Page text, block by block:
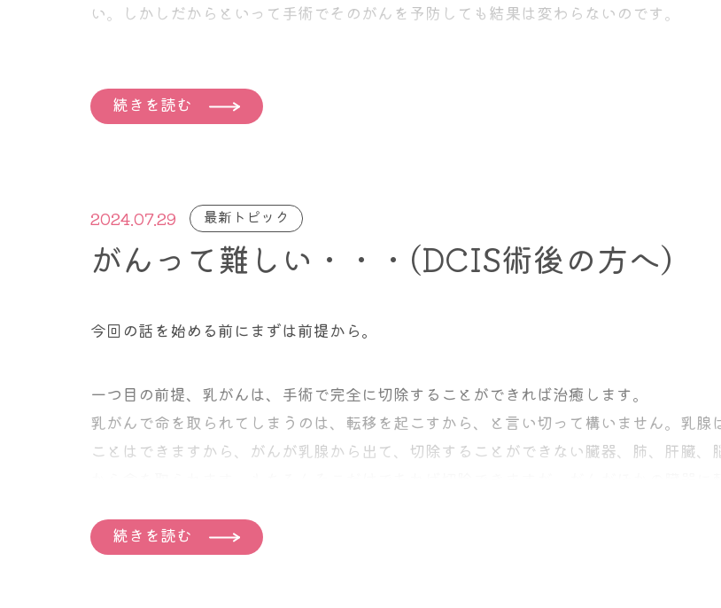
い。しかしだからといって手術でそのがんを予防しても結果は変わらないのです。
新しいがんが、もともとあった乳がんの予後に影響を与えるはずはないはず。反対側に
え？ え？よくわからない。
受けた10万人の女性のデータを比較しました。
手術を受けるすべての乳がん患者は、
３ 両側乳房切除術 のいずれかを選択します。
続きを読む
2024.07.29 最新トピック
がんって難しい・・・(DCIS術後の方へ）
今回の話を始める前にまずは前提から。
一つ目の前提、乳がんは、手術で完全に切除することができれば治癒します。
乳がんで命を取られてしまうのは、転移を起こすから、と言い切って構いません。乳腺
ことはできますから、がんが乳腺から出て、切除することができない臓器、肺、肝臓、
す。ですから体から完全に取り除くことができず、最終的に命を取られます。
続きを読む